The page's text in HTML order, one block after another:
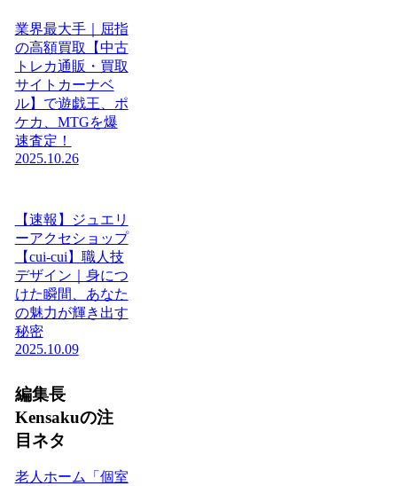
業界最大手｜屈指
の高額買取【中古
トレカ通販・買取
サイトカーナベ
ル】で遊戯王、ポ
ケカ、MTGを爆
速査定！
2025.10.26
【速報】ジュエリ
ーアクセショップ
【cui-cui】職人技
デザイン｜身につ
けた瞬間、あなた
の魅力が輝き出す
秘密
2025.10.09
編集長
Kensakuの注
目ネタ
老人ホーム「個室